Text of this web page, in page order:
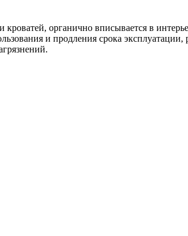
органично вписывается в
и продления срока эксплуатации,